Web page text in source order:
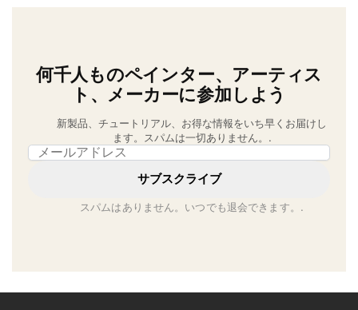
何千人ものペインター、アーティス
ト、メーカーに参加しよう
新製品、チュートリアル、お得な情報をいち早くお届けし
ます。スパムは一切ありません。.
Email address
サブスクライブ
スパムはありません。いつでも退会できます。.